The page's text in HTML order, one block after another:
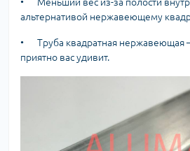
альтернативой нержавеющему
•
Труба квадратная нержавеющая
приятно вас удивит.